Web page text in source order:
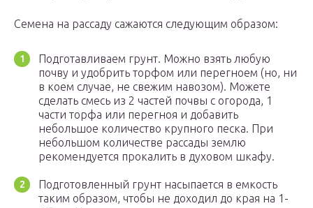
Семена на рассаду сажаются следующим образом:
Подготавливаем грунт. Можно взять любую
почву и удобрить торфом или перегноем (но, ни
в коем случае, не свежим навозом). Можете
сделать смесь из 2 частей почвы с огорода, 1
части торфа или перегноя и добавить
небольшое количество крупного песка. При
небольшом количестве рассады землю
рекомендуется прокалить в духовом шкафу.
Подготовленный грунт насыпается в емкость
таким образом, чтобы не доходил до края на 1-